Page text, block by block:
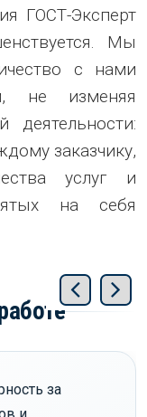
ГОСТ-Эксперт
Мы
с нами
не изменяя
заказчику,
услуг и
на себя
за